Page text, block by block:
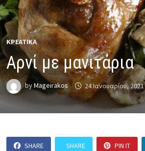
ΚΡΕΑΤΙΚΆ
Αρνί με μανιτάρια
byMageirakos 24 Ιανουαρίου, 2021
SHARE SHARE PIN IT